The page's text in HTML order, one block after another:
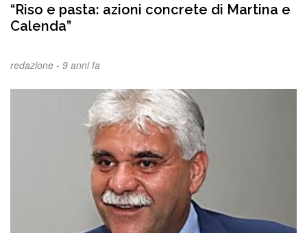
“Riso e pasta: azioni concrete di Martina e
Calenda”
redazione - 9 anni fa